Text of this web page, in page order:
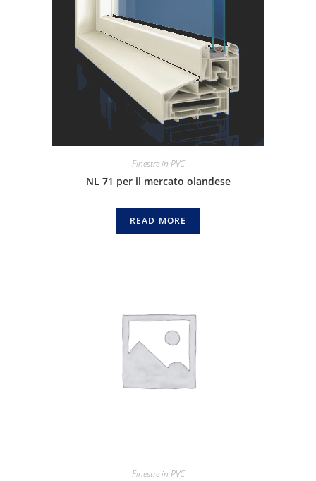
Finestre in PVC
NL 71 per il mercato olandese
READ MORE
Finestre in PVC